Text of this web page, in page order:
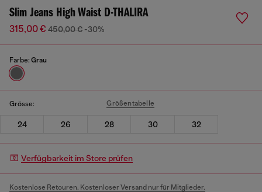
Slim Jeans High Waist D-THALIRA
315,00 € 450,00 € -30%
Farbe: Grau
Grösse: Größentabelle
24 26 28 30 32
Verfügbarkeit im Store prüfen
Kostenlose Retouren. Kostenloser Versand nur für Mitglieder.